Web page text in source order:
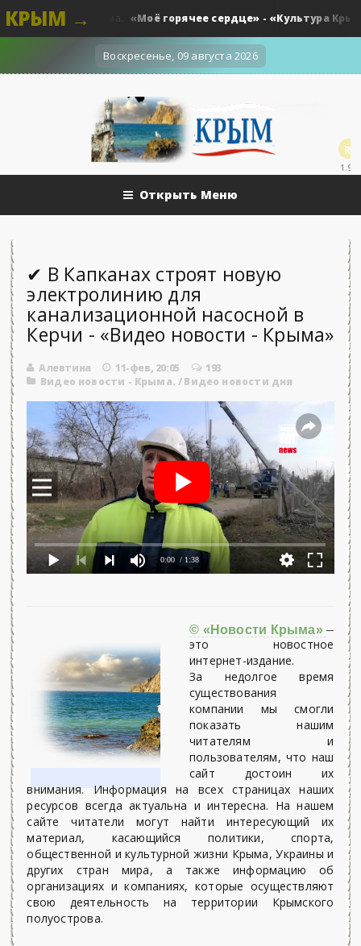
КРЫМ →
Культура - Крыма. «Моё горячее сердце» - «Культура Крыма»...
Воскресенье, 09 августа 2026
1.9k
Открыть Меню
✔ В Капканах строят новую
электролинию для
канализационной насосной в
Керчи - «Видео новости - Крыма»
Алевтина 11-фев, 20:05
193
Видео новости - Крыма./Видео новости дня
0:00 / 1:38
© «Новости Крыма»–
это новостное
интернет-издание.
За недолгое время
существования
компании мы смогли
показать нашим
читателям и
пользователям, что наш
сайт достоин их
внимания. Информация на всех страницах наших
ресурсов всегда актуальна и интересна. На нашем
сайте читатели могут найти интересующий их
материал, касающийся политики, спорта,
общественной и культурной жизни Крыма, Украины и
других стран мира, а также информацию об
организациях и компаниях, которые осуществляют
свою деятельность на территории Крымского
полуострова.